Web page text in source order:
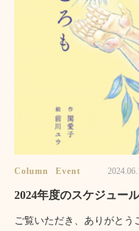
Column Event
2024年度のスケジュー
ご覧いただき、ありがとう